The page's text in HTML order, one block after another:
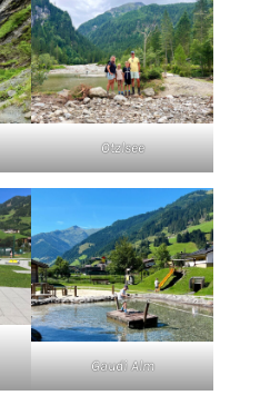
Otzlsee
Gaudi Alm